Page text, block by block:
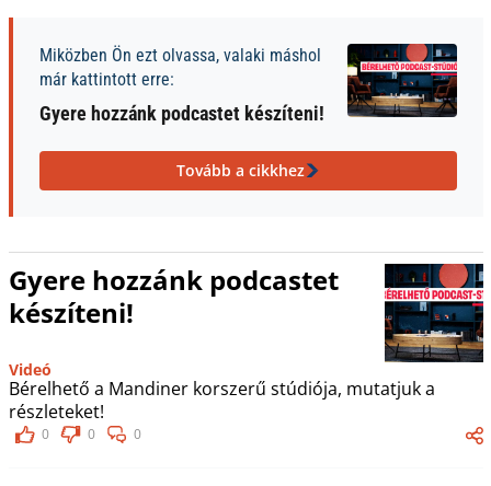
Miközben Ön ezt olvassa, valaki máshol
már kattintott erre:
Gyere hozzánk podcastet készíteni!
Tovább a cikkhez
Gyere hozzánk podcastet
készíteni!
Videó
Bérelhető a Mandiner korszerű stúdiója, mutatjuk a
részleteket!
0 0 0